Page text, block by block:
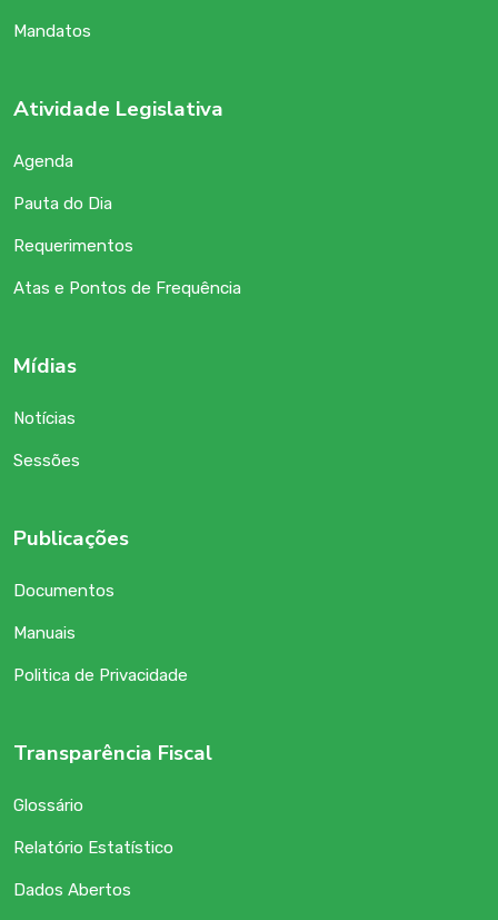
Mandatos
Atividade Legislativa
Agenda
Pauta do Dia
Requerimentos
Atas e Pontos de Frequência
Mídias
Notícias
Sessões
Publicações
Documentos
Manuais
Politica de Privacidade
Transparência Fiscal
Glossário
Relatório Estatístico
Dados Abertos